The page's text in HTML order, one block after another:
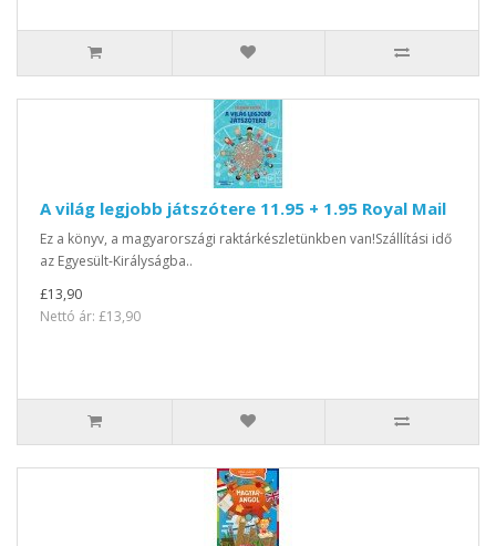
A világ legjobb játszótere 11.95 + 1.95 Royal Mail
Ez a könyv, a magyarországi raktárkészletünkben van!Szállítási idő
az Egyesült-Királyságba..
£13,90
Nettó ár: £13,90